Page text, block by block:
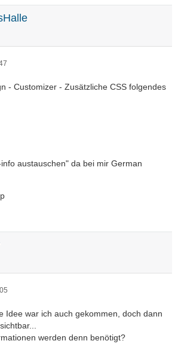
- Customizer - Zusätzliche CSS folgendes
austauschen" da bei mir German
Idee war ich auch gekommen, doch dann
werden denn benötigt?